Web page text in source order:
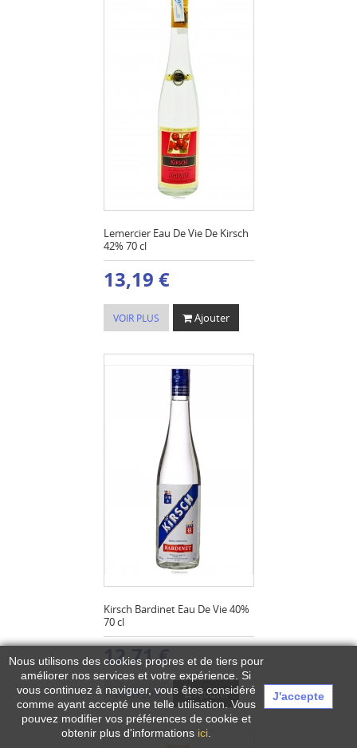
Lemercier Eau De Vie De Kirsch
42% 70 cl
13,19 €
VOIR PLUS Ajouter
Kirsch Bardinet Eau De Vie 40%
70 cl
12,71 €
VOIR PLUS Ajouter
Nous utilisons des cookies propres et de tiers pour
améliorer nos services et votre expérience. Si
vous continuez à naviguer, vous êtes considéré
comme ayant accepté une telle utilisation. Vous
pouvez modifier vos préférences de cookie et
obtenir plus d'informations ici.
J'accepte